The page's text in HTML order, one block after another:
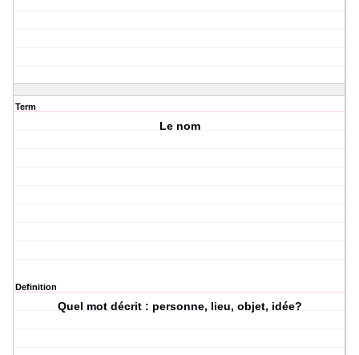
Term
Le nom
Definition
Quel mot décrit : personne, lieu, objet, idée?